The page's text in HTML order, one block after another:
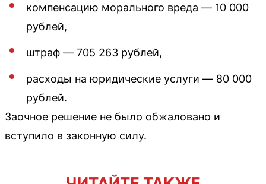
компенсацию морального вреда — 10 000
рублей,
штраф — 705 263 рублей,
расходы на юридические услуги — 80 000
рублей.
Заочное решение не было обжаловано и
вступило в законную силу.